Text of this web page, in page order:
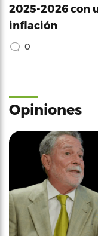
2025-2026 con
inflación
0
Opiniones